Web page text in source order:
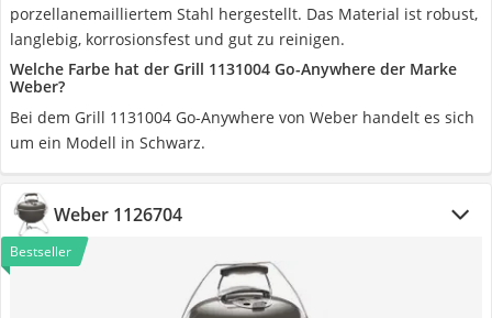
porzellanemailliertem Stahl hergestellt. Das Material ist robust,
langlebig, korrosionsfest und gut zu reinigen.
Welche Farbe hat der Grill 1131004 Go-Anywhere der Marke
Weber?
Bei dem Grill 1131004 Go-Anywhere von Weber handelt es sich
um ein Modell in Schwarz.
Weber 1126704
Bestseller